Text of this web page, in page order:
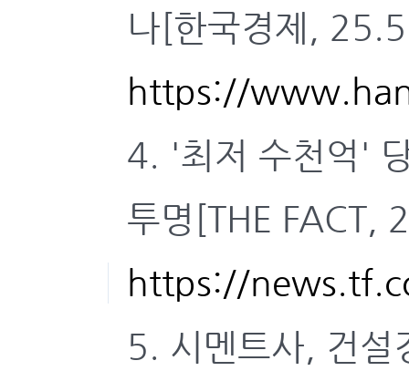
나[한국경제,
https://
4. '최저 수천억'
투명[THE FACT,
https://
5. 시멘트사, 건